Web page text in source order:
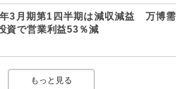
3月期第1四半期は減収減益 万博需
資で営業利益53％減
もっと見る